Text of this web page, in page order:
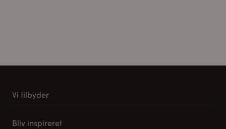
Vi tilbyder
Køkkener
Bliv inspireret